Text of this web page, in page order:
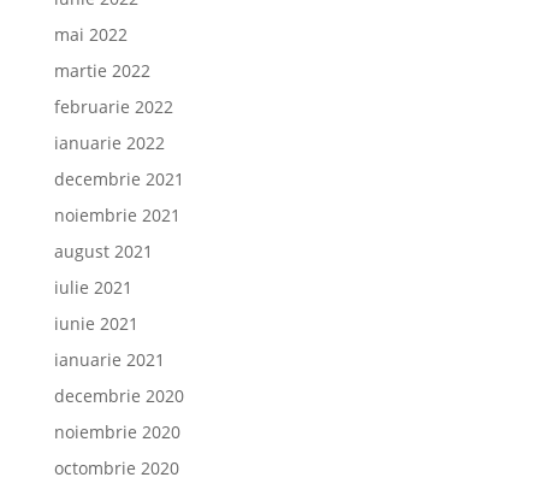
mai 2022
martie 2022
februarie 2022
ianuarie 2022
decembrie 2021
noiembrie 2021
august 2021
iulie 2021
iunie 2021
ianuarie 2021
decembrie 2020
noiembrie 2020
octombrie 2020